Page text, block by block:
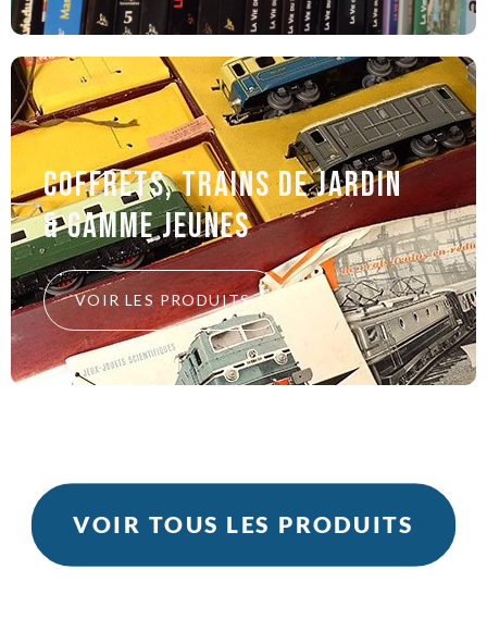
Coffrets, trains de jardin
& gamme jeunes
VOIR LES PRODUITS
VOIR TOUS LES PRODUITS